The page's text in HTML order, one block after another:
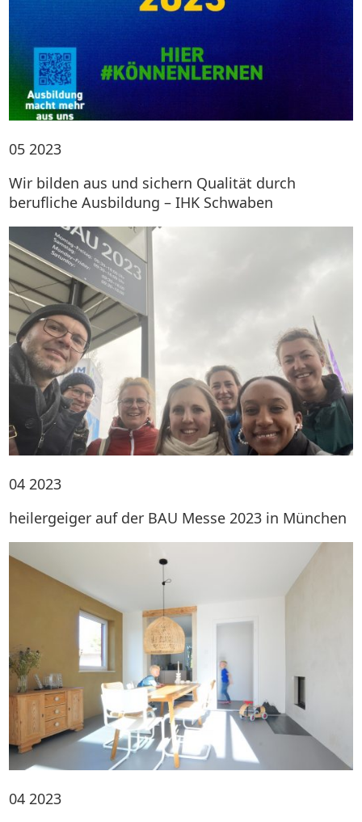
05 2023
Wir bilden aus und sichern Qualität durch
berufliche Ausbildung – IHK Schwaben
04 2023
heilergeiger auf der BAU Messe 2023 in München
04 2023